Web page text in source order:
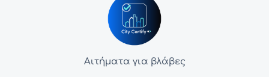
Αιτήματα για βλάβες